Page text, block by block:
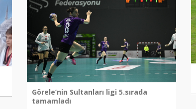
Görele’nin Sultanları ligi 5.sırada
tamamladı